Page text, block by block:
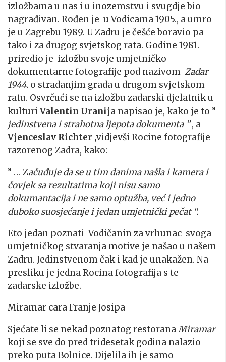
izložbama u nas i u inozemstvu i svugdje bio
nagrađivan. Rođen je u Vodicama 1905., a umro
je u Zagrebu 1989. U Zadru je češće boravio pa
tako i za drugog svjetskog rata. Godine 1981.
priredio je izložbu svoje umjetničko –
dokumentarne fotografije pod nazivom Zadar
1944. o stradanjim grada u drugom svjetskom
ratu. Osvrčući se na izložbu zadarski djelatnik u
kulturiValentin Uranija napisao je, kako je to ”
jedinstvena i strahotna ljepota dokumenta ”, a
Vjenceslav Richter ,vidjevši Rocine fotografije
razorenog Zadra, kako:
” … Začuđuje da se u tim danima našla i kamera i
čovjek sa rezultatima koji nisu samo
dokumantacija i ne samo optužba, već i jedno
duboko suosjećanje i jedan umjetnički pečat “.
Eto jedan poznati Vodičanin za vrhunac svoga
umjetničkog stvaranja motive je našao u našem
Zadru. Jedinstvenom čak i kad je unakažen. Na
presliku je jedna Rocina fotografija s te
zadarske izložbe.
Miramar cara Franje Josipa
Sjećate li se nekad poznatog restoranaMiramar
koji se sve do pred tridesetak godina nalazio
preko puta Bolnice. Dijelila ih je samo